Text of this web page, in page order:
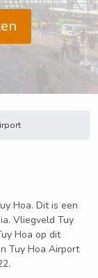
Hoa. Dit is een
Vliegveld Tuy
Hoa op dit
Tuy Hoa Airport